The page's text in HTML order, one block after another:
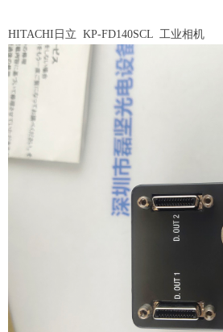
HITACHI日立 KP-FD140SCL 工业相机